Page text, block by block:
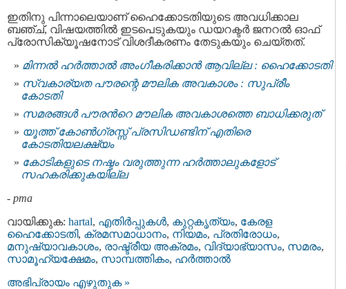
ഇതിനു പിന്നാലെയാണ് ഹൈക്കോടതിയുടെ അവധിക്കാല
ബഞ്ച്, വിഷയത്തില്‍ ഇടപെടുകയും ഡയറക്ടര്‍ ജനറല്‍ ഓഫ്
പ്രോസിക്യൂഷനോട് വിശദീകരണം തേടുകയും ചെയ്തത്.
മിന്നല്‍ ഹര്‍ത്താല്‍ അംഗീകരിക്കാന്‍ ആവില്ല : ഹൈക്കോടതി
സ്വകാര്യത പൗരന്റെ മൗലിക അവകാശം : സുപ്രീം
കോടതി
സമരങ്ങൾ പൗരന്‍റെ മൗലിക അവകാശത്തെ ബാധിക്കരുത്‌
യൂത്ത് കോണ്‍ഗ്രസ്സ് പ്രസിഡണ്ടിന് എതിരെ
കോടതിയലക്ഷ്യം
കോടികളുടെ നഷ്ടം വരുത്തുന്ന ഹര്‍ത്താലുകളോട്
സഹകരിക്കുകയില്ല
- pma
വായിക്കുക: hartal, എതിര്‍പ്പുകള്‍, കുറ്റകൃത്യം, കേരള
ഹൈക്കോടതി, ക്രമസമാധാനം, നിയമം, പ്രതിരോധം,
മനുഷ്യാവകാശം, രാഷ്ട്രീയ അക്രമം, വിദ്യാഭ്യാസം, സമരം,
സാമൂഹ്യക്ഷേമം, സാമ്പത്തികം, ഹര്‍ത്താല്‍
അഭിപ്രായം എഴുതുക »